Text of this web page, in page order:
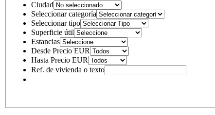
Ciudad
Seleccionar categoría
Seleccionar tipo
Superficie útil
Estancias
Desde Precio EUR
Hasta Precio EUR
Ref. de vivienda o texto